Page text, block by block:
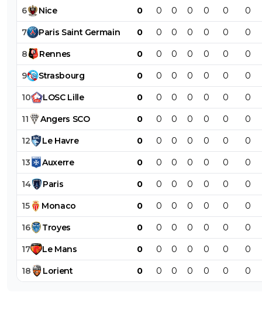
6 Nice 0 0 0 0 0 0 0
7 Paris Saint Germain 0 0 0 0 0 0 0
8 Rennes 0 0 0 0 0 0 0
9 Strasbourg 0 0 0 0 0 0 0
10 LOSC Lille 0 0 0 0 0 0 0
11 Angers SCO 0 0 0 0 0 0 0
12 Le Havre 0 0 0 0 0 0 0
13 Auxerre 0 0 0 0 0 0 0
14 Paris 0 0 0 0 0 0 0
15 Monaco 0 0 0 0 0 0 0
16 Troyes 0 0 0 0 0 0 0
17 Le Mans 0 0 0 0 0 0 0
18 Lorient 0 0 0 0 0 0 0